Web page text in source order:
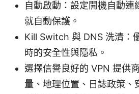
自動啟動：設定開機自動連
就自動保護。
Kill Switch 與 DNS 洗清：
時的安全性與隱私。
選擇信譽良好的 VPN 提供
量、地理位置、日誌政策、